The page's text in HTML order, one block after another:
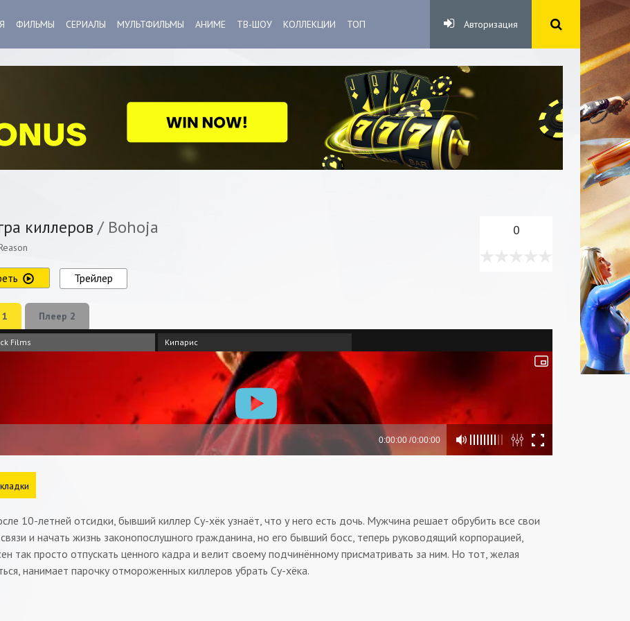
ФИЛЬМЫ СЕРИАЛЫ МУЛЬТФИЛЬМЫ АНИМЕ ТВ-ШОУ КОЛЛЕКЦИИ ТОП Авторизация
киллеров / Bohoja 0
Трейлер
Плеер 2
Films Кипарис
10-летней отсидки, бывший киллер Су-хёк узнаёт, что у него есть дочь. Мужчина решает обрубить все свои
и начать жизнь законопослушного гражданина, но его бывший босс, теперь руководящий корпорацией,
так просто отпускать ценного кадра и велит своему подчинённому присматривать за ним. Но тот, желая
нанимает парочку отмороженных киллеров убрать Су-хёка.